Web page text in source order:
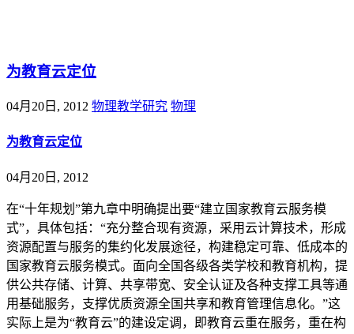
为教育云定位
04月20日, 2012 物理教学研究 物理
为教育云定位
04月20日, 2012
在“十年规划”第九章中明确提出要“建立国家教育云服务模
式”，具体包括：“充分整合现有资源，采用云计算技术，形成
资源配置与服务的集约化发展途径，构建稳定可靠、低成本的
国家教育云服务模式。面向全国各级各类学校和教育机构，提
供公共存储、计算、共享带宽、安全认证及各种支撑工具等通
用基础服务，支撑优质资源全国共享和教育管理信息化。”这
实际上是为“教育云”的建设定调，即教育云重在服务，重在构